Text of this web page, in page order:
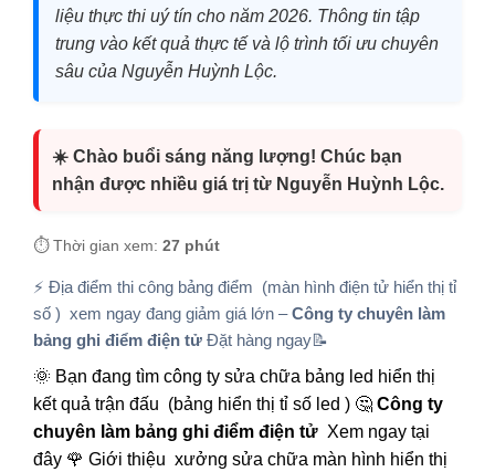
liệu thực thi uý tín cho năm 2026. Thông tin tập
trung vào kết quả thực tế và lộ trình tối ưu chuyên
sâu của Nguyễn Huỳnh Lộc.
☀️ Chào buổi sáng năng lượng! Chúc bạn
nhận được nhiều giá trị từ Nguyễn Huỳnh Lộc.
⏱️ Thời gian xem: 27 phút
⚡ Địa điểm thi công bảng điểm (màn hình điện tử hiển thị tỉ
số ) xem ngay đang giảm giá lớn –Công ty chuyên làm
bảng ghi điểm điện tử Đặt hàng ngay📝
🌞 Bạn đang tìm công ty sửa chữa bảng led hiển thị
kết quả trận đấu (bảng hiển thị tỉ số led ) 🤔 Công ty
chuyên làm bảng ghi điểm điện tử Xem ngay tại
đây 🌹 Giới thiệu xưởng sửa chữa màn hình hiển thị